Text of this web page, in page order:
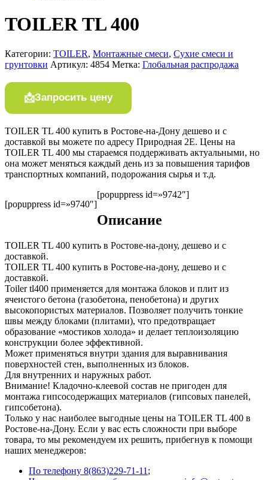
TOILER TL 400
Категории: TOILER, Монтажные смеси, Сухие смеси и
грунтовки Артикул: 4854 Метка: Глобальная распродажа
Запросить цену
TOILER TL 400 купить в Ростове-на-Дону дешево и с
доставкой вы можете по адресу Природная 2Е. Цены на
TOILER TL 400 мы стараемся поддерживать актуальными, но
она может меняться каждый день из за повышения тарифов
транспортных компаний, подорожания сырья и т.д.
[popuppress id=»9740″]
[popuppress id=»9742″]
Описание
TOILER TL 400 купить в Ростове-на-дону, дешево и с
доставкой.
TOILER TL 400 купить в Ростове-на-дону, дешево и с
доставкой.
Toiler tl400 применяется для монтажа блоков и плит из
ячеистого бетона (газобетона, пенобетона) и других
высокопористых материалов. Позволяет получить тонкие
швы между блоками (плитами), что предотвращает
образование «мостиков холода» и делает теплоизоляцию
конструкции более эффективной.
Может применяться внутри здания для выравнивания
поверхностей стен, выполненных из блоков.
Для внутренних и наружных работ.
Внимание! Кладочно-клеевой состав не пригоден для
монтажа гипсосодержащих материалов (гипсовых панелей,
гипсобетона).
Только у нас наиболее выгодные цены на TOILER TL 400 в
Ростове-на-Дону. Если у вас есть сложности при выборе
товара, то мы рекомендуем их решить, прибегнув к помощи
наших менеджеров:
По телефону 8(863)229-71-11 ;